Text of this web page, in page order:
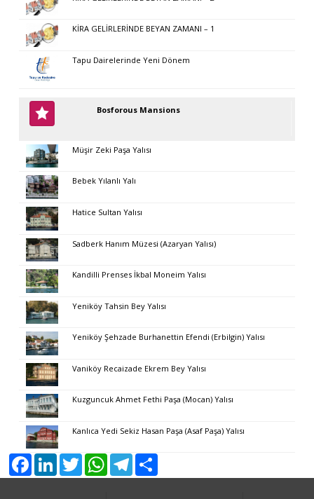
KİRA GELİRLERİNDE BEYAN ZAMANI – 1
Tapu Dairelerinde Yeni Dönem
Bosforous Mansions
Müşir Zeki Paşa Yalısı
Bebek Yılanlı Yalı
Hatice Sultan Yalısı
Sadberk Hanım Müzesi (Azaryan Yalısı)
Kandilli Prenses İkbal Moneim Yalısı
Yeniköy Tahsin Bey Yalısı
Yeniköy Şehzade Burhanettin Efendi (Erbilgin) Yalısı
Vaniköy Recaizade Ekrem Bey Yalısı
Kuzguncuk Ahmet Fethi Paşa (Mocan) Yalısı
Kanlıca Yedi Sekiz Hasan Paşa (Asaf Paşa) Yalısı
FacebookLinkedInTwitter WhatsAppTelegram